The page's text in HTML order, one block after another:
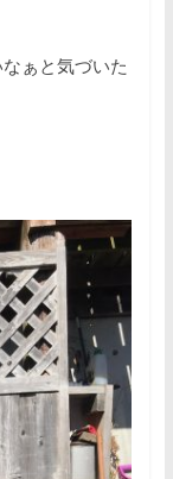
ぁと気づいた